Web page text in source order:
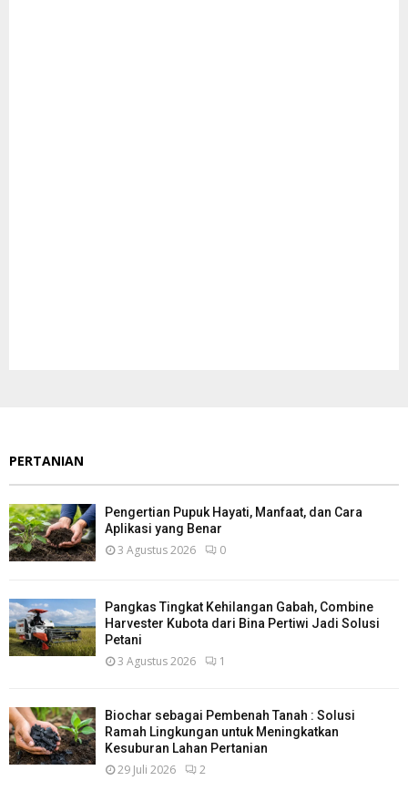
PERTANIAN
Pengertian Pupuk Hayati, Manfaat, dan Cara
Aplikasi yang Benar
3 Agustus 2026 0
Pangkas Tingkat Kehilangan Gabah, Combine
Harvester Kubota dari Bina Pertiwi Jadi Solusi
Petani
3 Agustus 2026 1
Biochar sebagai Pembenah Tanah : Solusi
Ramah Lingkungan untuk Meningkatkan
Kesuburan Lahan Pertanian
29 Juli 2026 2